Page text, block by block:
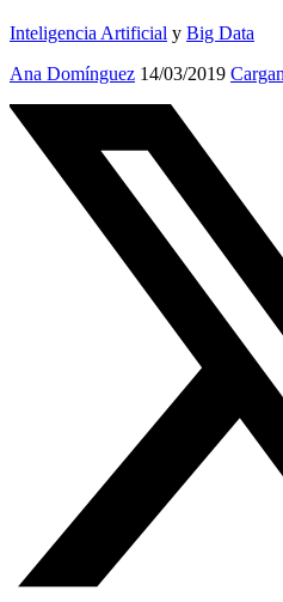
Inteligencia Artificial y Big Data
Ana Domínguez 14/03/2019